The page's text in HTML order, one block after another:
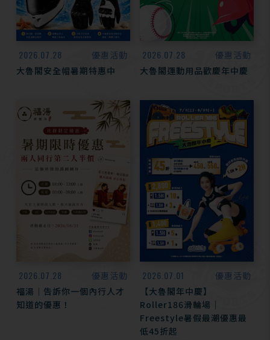
2026.07.28
優惠活動
大魯閣安全帽暑期特惠中
2026.07.28
優惠活動
大魯閣運動用品歡慶年中慶
2026.07.28
優惠活動
福湯｜告訴你一個內行人才
知道的優惠！
2026.07.01
優惠活動
【大魯閣年中慶】
Roller186滑輪場｜
Freestyle暑假最潮優惠最
低45折起